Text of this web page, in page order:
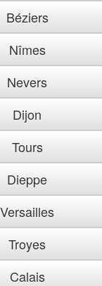
Béziers
Nîmes
Nevers
Dijon
Tours
Dieppe
Versailles
Troyes
Calais